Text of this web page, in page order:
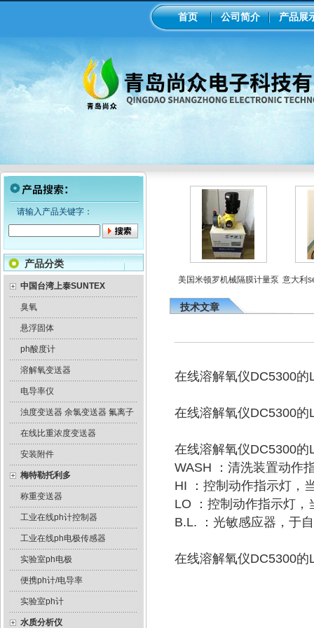
首页 公司简介 产品展
请输入产品关键字：
产品分类
中国台湾上泰SUNTEX
臭氧
悬浮固体
ph酸度计
溶解氧变送器
电导率仪
浊度变送器 余氯变送器 氟离子
在线比重浓度变送器
安装附件
梅特勒托利多
称重变送器
工业在线ph计控制器
工业在线ph电极传感器
实验室ph电极
便携ph计/电导率
实验室ph计
水质分析仪
磁隔膜泵加药
泵
工业在线ph/orp计变送器 美国米顿罗机械隔膜计量泵 意大利
技术文章
在线溶解氧仪DC5300
在线溶解氧仪DC5300
在线溶解氧仪DC5300
WASH ：清洗装置动作
HI ：控制动作指示灯，
LO ：控制动作指示灯
B.L. ：光敏感应器，于
在线溶解氧仪DC5300